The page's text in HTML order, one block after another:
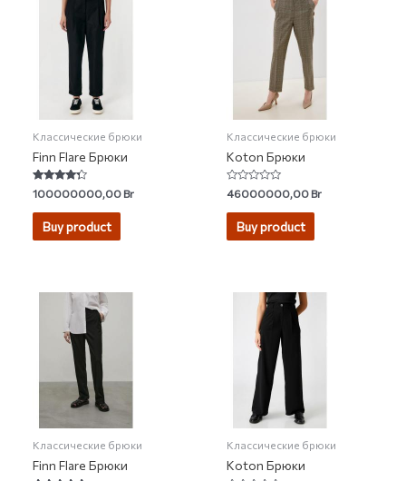
Классические брюки
Finn Flare Брюки
Rated
4.10
out of 5
100000000,00Br
Buy product
Классические брюки
Koton Брюки
Rated
0
out
46000000,00Br
Buy product
Классические брюки
Finn Flare Брюки
Классические брюки
Koton Брюки